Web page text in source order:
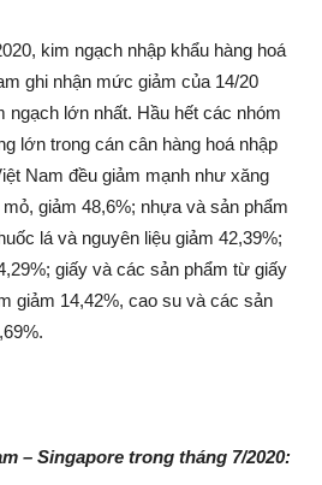
kim ngạch nhập khẩu hàng hoá
ghi nhận mức giảm của 14/20
ngạch lớn nhất. Hầu hết các nhóm
lớn trong cán cân hàng hoá nhập
Nam đều giảm mạnh như xăng
giảm 48,6%; nhựa và sản phẩm
lá và nguyên liệu giảm 42,39%;
giấy và các sản phẩm từ giấy
giảm 14,42%, cao su và các sản
– Singapore trong tháng 7/2020: